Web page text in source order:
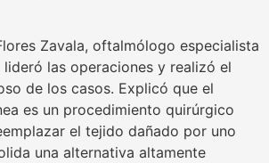
Zavala, oftalmólogo especialista
las operaciones y realizó el
de los casos. Explicó que el
es un procedimiento quirúrgico
el tejido dañado por uno
una alternativa altamente